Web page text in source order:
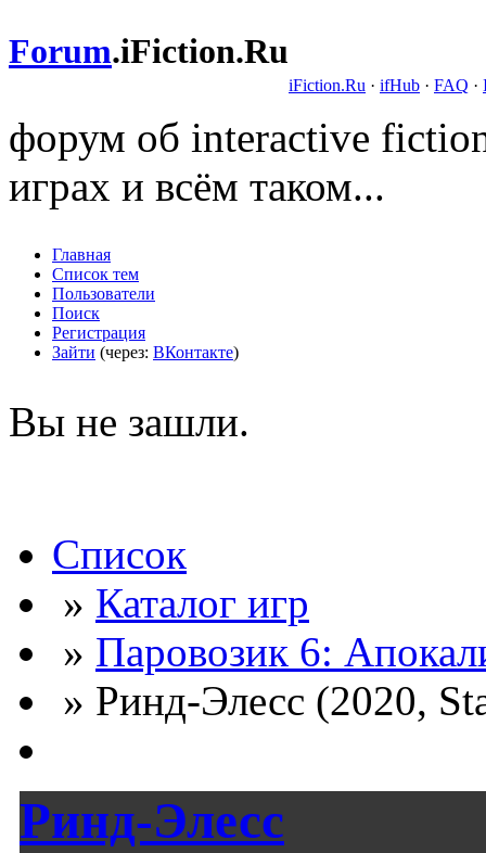
Forum.iFiction.Ru
iFiction.Ru · ifHub · FAQ ·
форум об interactive
играх и всём таком...
Главная
Список тем
Пользователи
Поиск
Регистрация
Зайти (через: ВКонтакте)
Вы не зашли.
Список
» Каталог игр
» Паровозик 6:
» Ринд-Элесс (2020,
Ринд-Элесс